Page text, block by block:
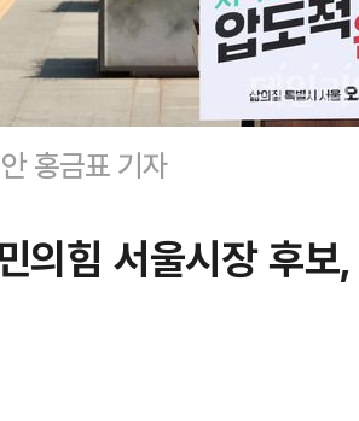
홍금표 기자
의힘 서울시장 후